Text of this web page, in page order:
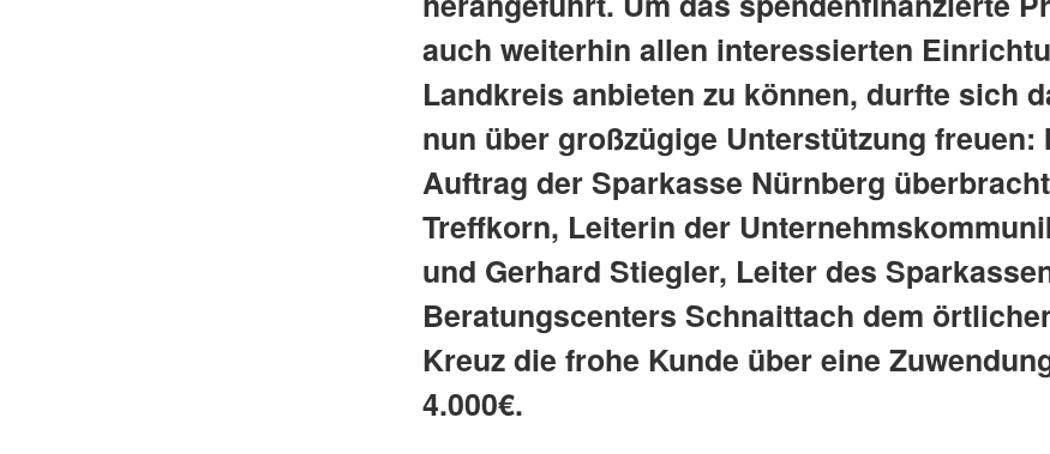
auch weiterhin allen interessierten
Landkreis anbieten zu können, durfte sich
nun über großzügige Unterstützung freuen:
Auftrag der Sparkasse Nürnberg
Treffkorn, Leiterin der
und Gerhard Stiegler, Leiter des
Beratungscenters Schnaittach dem
Kreuz die frohe Kunde über eine
4.000€.